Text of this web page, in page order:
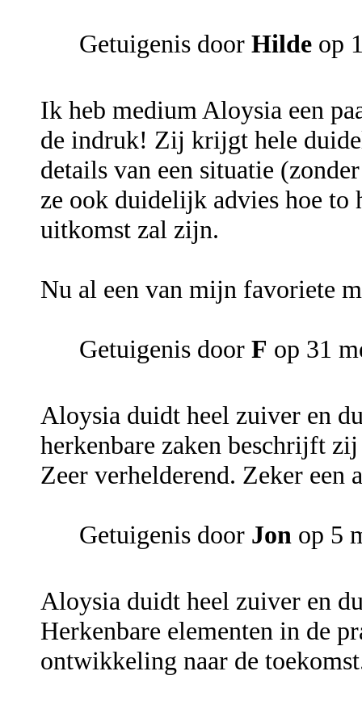
Getuigenis door Hilde op
Ik heb medium Aloysia een
de indruk! Zij krijgt hele
details van een situatie
ze ook duidelijk advies hoe to
uitkomst zal zijn.
Nu al een van mijn favoriete
Getuigenis door F op 31
Aloysia duidt heel zuiver en
herkenbare zaken beschrijft
Zeer verhelderend. Zeker een
Getuigenis door Jon op 5
Aloysia duidt heel zuiver en
Herkenbare elementen in de
ontwikkeling naar de